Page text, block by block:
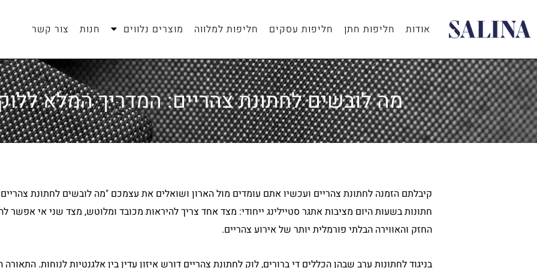
לתוכן
אודות חליפות חתן חליפות עסקים חליפות למלווה מוצרים נלווים חנות צור קשר
מה לובשים לחתונת צהריים: המדריך המלא
קיבלתם הזמנה לחתונת צהריים ועכשיו אתם עומדים מול הארון ושואלים את עצמכם "מה לובשים לחתונת
חתונות בשעות היום מציבות אתגר סטיילינג ייחודי: מצד אחד צריך להיראות מכובד ומלוטש, מצד שני אי אפשר
החזק והאווירה הבלתי פורמלית יותר של אירוע צהריים.
בניגוד לחתונות ערב שבהן הכללים די ברורים, לוק לחתונת צהריים דורש איזון עדין בין אלגנטיות לנוחות.